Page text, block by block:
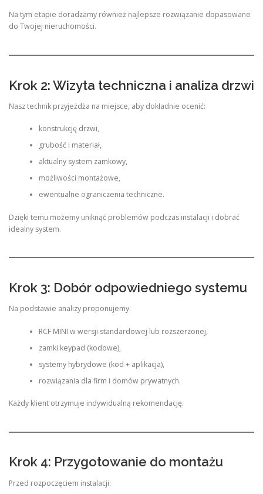
Na tym etapie doradzamy również najlepsze rozwiązanie dopasowane
do Twojej nieruchomości.
Krok 2: Wizyta techniczna i analiza drzwi
Nasz technik przyjeżdża na miejsce, aby dokładnie ocenić:
konstrukcję drzwi,
grubość i materiał,
aktualny system zamkowy,
możliwości montażowe,
ewentualne ograniczenia techniczne.
Dzięki temu możemy uniknąć problemów podczas instalacji i dobrać
idealny system.
Krok 3: Dobór odpowiedniego systemu
Na podstawie analizy proponujemy:
RCF MINI w wersji standardowej lub rozszerzonej,
zamki keypad (kodowe),
systemy hybrydowe (kod + aplikacja),
rozwiązania dla firm i domów prywatnych.
Każdy klient otrzymuje indywidualną rekomendację.
Krok 4: Przygotowanie do montażu
Przed rozpoczęciem instalacji: